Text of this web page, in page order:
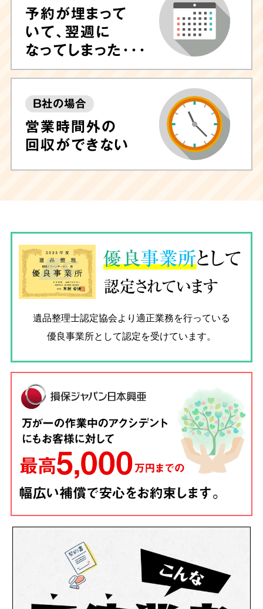
予約が埋まって
いて、翌週に
なってしまった･･･
B社の場合
営業時間外の
回収ができない
優良事業所として
認定されています
遺品整理士認定協会より適正業務を行っている
優良事業所として認定を受けています。